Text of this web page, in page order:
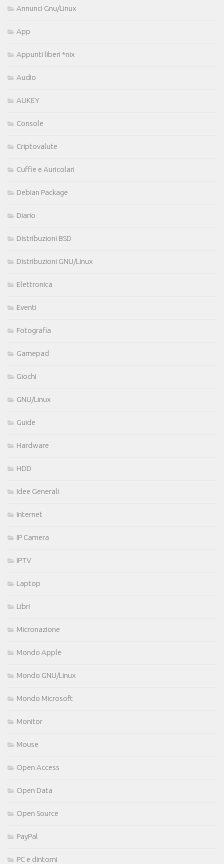
Annunci Gnu/Linux
App
Appunti liberi *nix
Audio
AUKEY
Console
Criptovalute
Cuffie e Auricolari
Debian Package
Diario
Distribuzioni BSD
Distribuzioni GNU/Linux
Elettronica
Eventi
Fotografia
Gamepad
Giochi
GNU/Linux
Guide
Hardware
HDD
Idee Generali
Internet
IP Camera
IPTV
Laptop
Libri
Micronazione
Mondo Apple
Mondo GNU/Linux
Mondo Microsoft
Monitor
Mouse
Open Access
Open Data
Open Source
PayPal
PC e dintorni